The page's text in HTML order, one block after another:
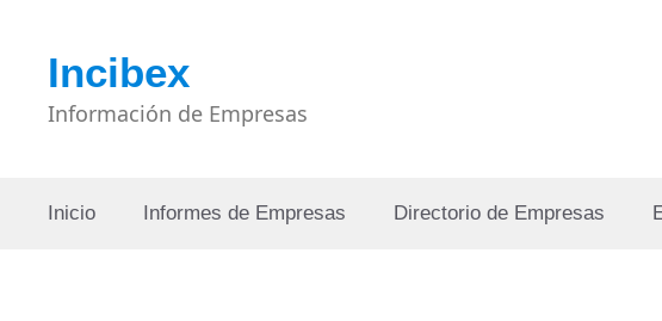
contenidoIncibex
Información de Empresas
Inicio Informes de Empresas Directorio de Empresas